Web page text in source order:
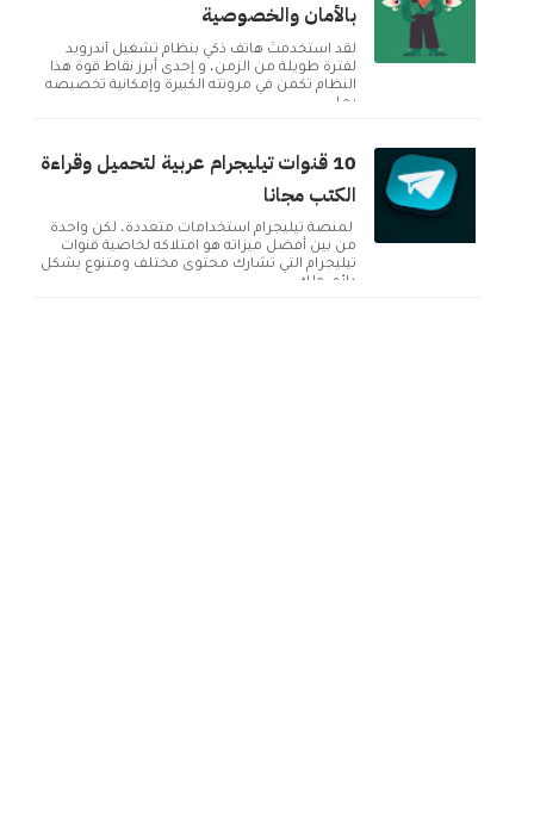
بالأمان والخصوصية
لقد استخدمتُ هاتف ذكي بنظام تشغيل أندرويد
لفترة طويلة من الزمن، و إحدى أبرز نقاط قوة هذا
النظام تكمن في مرونته الكبيرة وإمكانية تخصيصه
بما ...
10 قنوات تيليجرام عربية لتحميل وقراءة
الكتب مجانا
لمنصة تيليجرام استخدامات متعددة، لكن واحدة
من بين أفضل ميزاته هو امتلاكه لخاصية قنوات
تيليجرام التي تشارك محتوى مختلف ومتنوع بشكل
دائم. ولك...